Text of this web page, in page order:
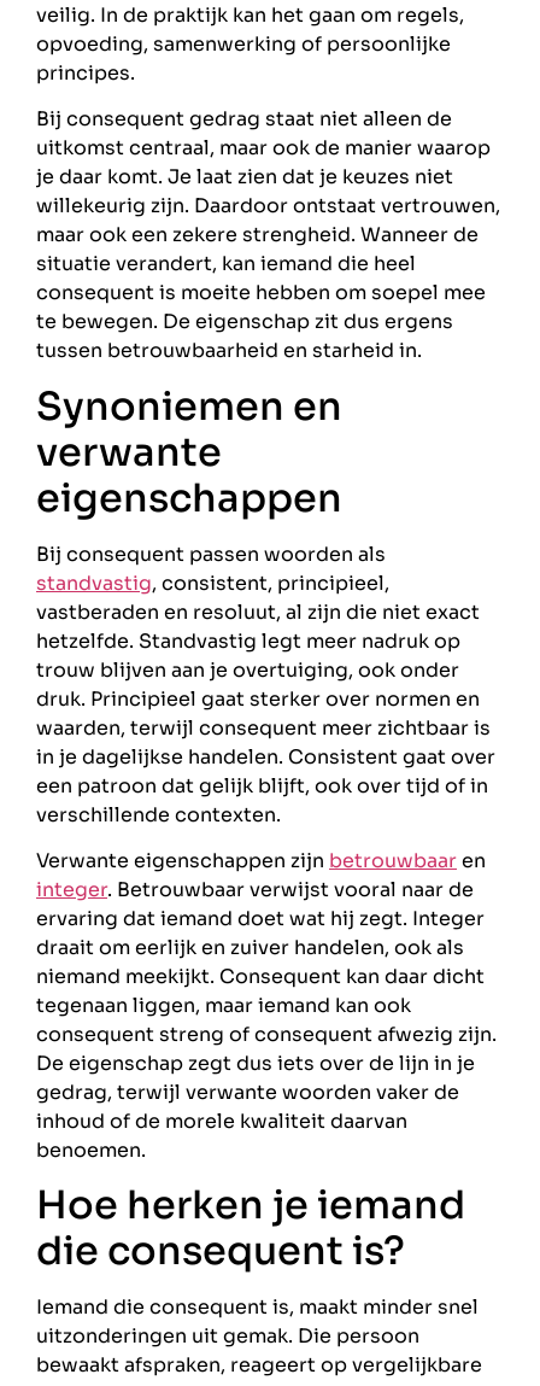
veilig. In de praktijk kan het gaan om regels,
opvoeding, samenwerking of persoonlijke
principes.
Bij consequent gedrag staat niet alleen de
uitkomst centraal, maar ook de manier waarop
je daar komt. Je laat zien dat je keuzes niet
willekeurig zijn. Daardoor ontstaat vertrouwen,
maar ook een zekere strengheid. Wanneer de
situatie verandert, kan iemand die heel
consequent is moeite hebben om soepel mee
te bewegen. De eigenschap zit dus ergens
tussen betrouwbaarheid en starheid in.
Synoniemen en
verwante
eigenschappen
Bij consequent passen woorden als
standvastig, consistent, principieel,
vastberaden en resoluut, al zijn die niet exact
hetzelfde. Standvastig legt meer nadruk op
trouw blijven aan je overtuiging, ook onder
druk. Principieel gaat sterker over normen en
waarden, terwijl consequent meer zichtbaar is
in je dagelijkse handelen. Consistent gaat over
een patroon dat gelijk blijft, ook over tijd of in
verschillende contexten.
Verwante eigenschappen zijn betrouwbaaren
integer. Betrouwbaar verwijst vooral naar de
ervaring dat iemand doet wat hij zegt. Integer
draait om eerlijk en zuiver handelen, ook als
niemand meekijkt. Consequent kan daar dicht
tegenaan liggen, maar iemand kan ook
consequent streng of consequent afwezig zijn.
De eigenschap zegt dus iets over de lijn in je
gedrag, terwijl verwante woorden vaker de
inhoud of de morele kwaliteit daarvan
benoemen.
Hoe herken je iemand
die consequent is?
Iemand die consequent is, maakt minder snel
uitzonderingen uit gemak. Die persoon
bewaakt afspraken, reageert op vergelijkbare